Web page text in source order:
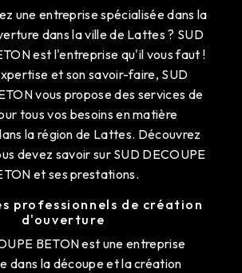
une entreprise spécialisée dans la
dans la ville de Lattes ? SUD
est l'entreprise qu'il vous faut !
et son savoir-faire, SUD
vous propose des services de
tous vos besoins en matière
la région de Lattes. Découvrez
devez savoir sur SUD DECOUPE
et ses prestations.
professionnels de création
d'ouverture
BETON est une entreprise
dans la découpe et la création